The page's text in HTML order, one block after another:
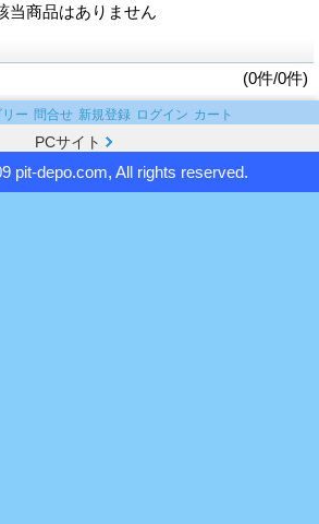
当商品はありません
(0件/0件)
ー 問合せ 新規登録 ログイン カート
PCサイト
pit-depo.com, All rights reserved.